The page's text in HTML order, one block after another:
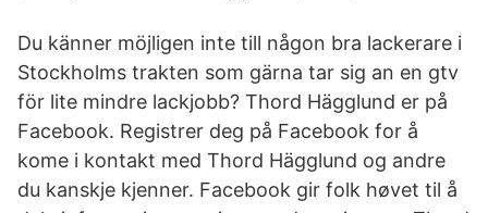
Du känner möjligen inte till någon bra lackerare i
Stockholms trakten som gärna tar sig an en gtv
för lite mindre lackjobb? Thord Hägglund er på
Facebook. Registrer deg på Facebook for å
kome i kontakt med Thord Hägglund og andre
du kanskje kjenner. Facebook gir folk høvet til å